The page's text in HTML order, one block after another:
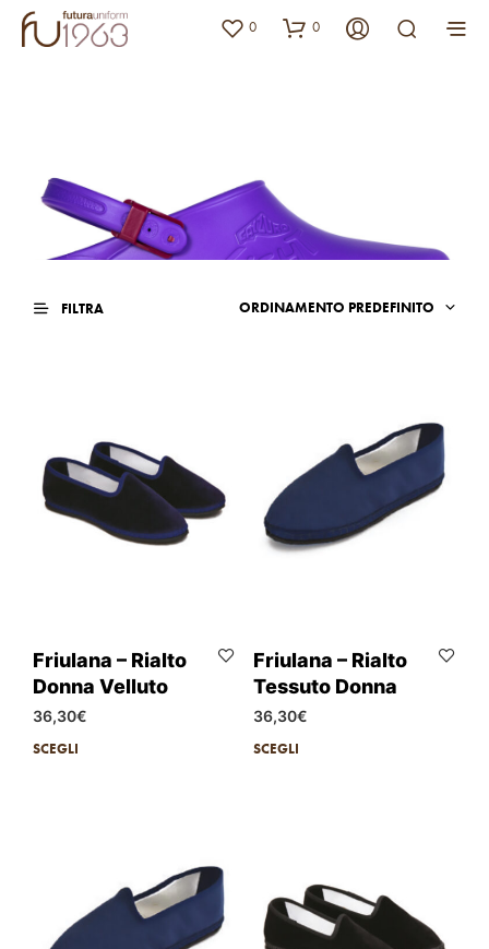
0 0
FILTRA ORDINAMENTO PREDEFINITO
Friulana – Rialto
Donna Velluto
36,30€
SCEGLI
Friulana – Rialto
Tessuto Donna
36,30€
SCEGLI